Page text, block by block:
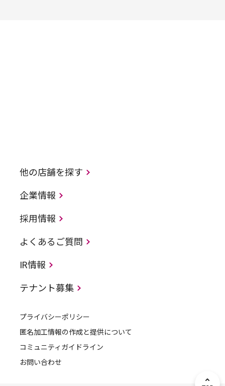
他の店舗を探す
企業情報
採用情報
よくあるご質問
IR情報
テナント募集
プライバシーポリシー
匿名加工情報の作成と提供について
コミュニティガイドライン
お問い合わせ